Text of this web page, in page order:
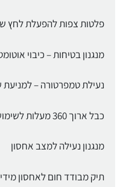
פלטות צפות להפעלת לחץ
מנגנון בטיחות – כיבוי
נעילת טמפרטורה – למניעת
כבל ארוך 360 מעלות לשימוש נוח
מנגנון נעילה למצב אחסון
תיק מבודד חום לאחסון